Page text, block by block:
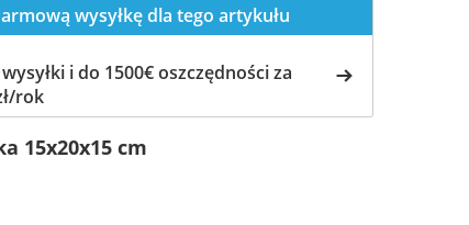
wysyłkę dla tego artykułu
i do 1500€ oszczędności za
rok
15x20x15 cm